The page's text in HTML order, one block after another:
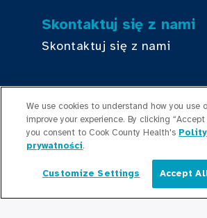
Skontaktuj się z nami
Skontaktuj się z nami
Redakcja
Informacje prasowe
Podcasty
We use cookies to understand how you use
improve your experience. By clicking “Accept
you consent to Cook County Health's
prywatności.
Customize Settings Accept